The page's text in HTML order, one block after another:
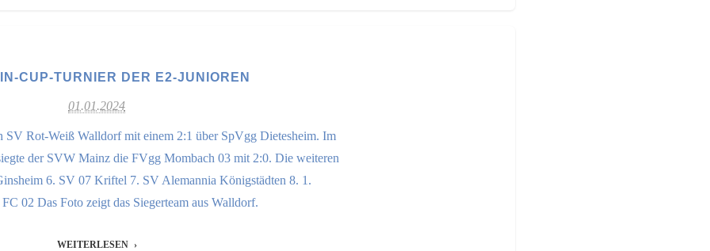
CUP-TURNIER DER E2-JUNIOREN
01.01.2024
SV Rot-Weiß Walldorf mit einem 2:1 über SpVgg Dietesheim. Im
der SVW Mainz die FVgg Mombach 03 mit 2:0. Die weiteren
6. SV 07 Kriftel 7. SV Alemannia Königstädten 8. 1.
02 Das Foto zeigt das Siegerteam aus Walldorf.
WEITERLESEN